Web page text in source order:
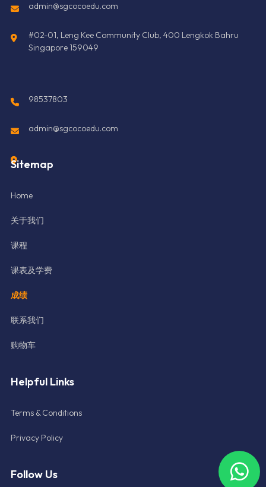
admin@sgcocoedu.com
#02-01, Leng Kee Community Club, 400 Lengkok Bahru
Singapore 159049
98537803
admin@sgcocoedu.com
Sitemap
Home
关于我们
课程
课表及学费
成绩
联系我们
购物车
Helpful Links
Terms & Conditions
Privacy Policy
Follow Us